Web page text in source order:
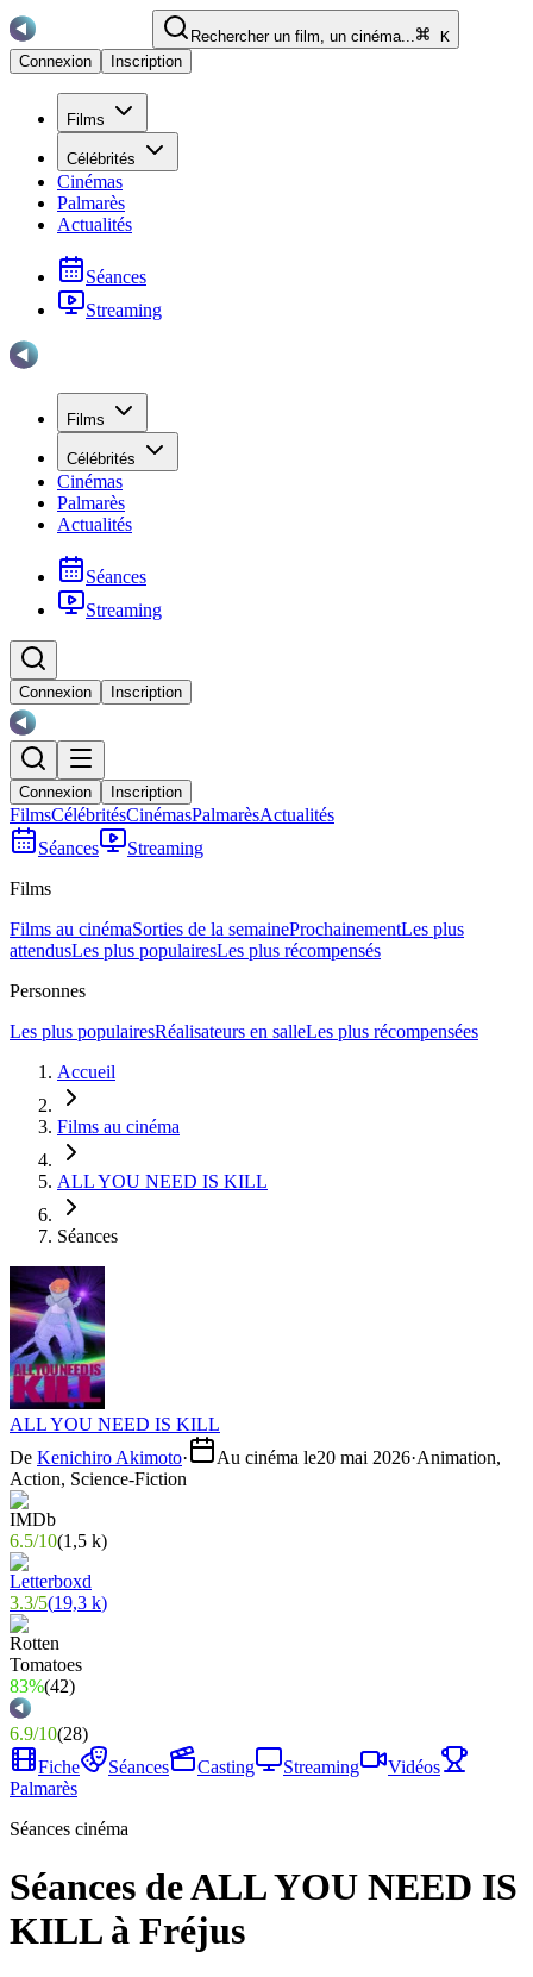
Rechercher un film, un cinéma...
K
Connexion
Inscription
Films
Célébrités
Cinémas
Palmarès
Actualités
Séances
Streaming
Films
Célébrités
Cinémas
Palmarès
Actualités
Séances
Streaming
Connexion Inscription
Connexion Inscription
FilmsCélébritésCinémasPalmarèsActualités
Séances
Streaming
Films
Films au cinémaSorties de la semaineProchainementLes plus
attendusLes plus populairesLes plus récompensés
Personnes
Les plus populairesRéalisateurs en salleLes plus récompensées
Accueil
Films au cinéma
ALL YOU NEED IS KILL
Séances
ALL YOU NEED IS KILL
De Kenichiro Akimoto· Au cinéma le20 mai 2026·Animation,
Action, Science-Fiction
6.5/10(1,5 k)
3.3/5(19,3 k)
83%(42)
6.9/10(28)
Fiche
Séances Casting Streaming
Vidéos
Palmarès
Séances cinéma
Séances de ALL YOU NEED IS
KILL à Fréjus